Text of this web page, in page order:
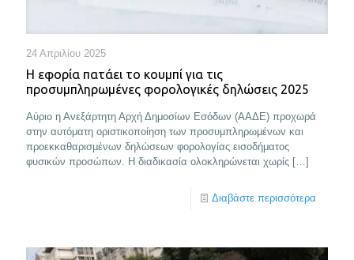
24 Απριλίου 2025
Η εφορία πατάει το κουμπί για τις
προσυμπληρωμένες φορολογικές δηλώσεις 2025
Αύριο η Ανεξάρτητη Αρχή Δημοσίων Εσόδων (ΑΑΔΕ) προχωρά
στην αυτόματη οριστικοποίηση των προσυμπληρωμένων και
προεκκαθαρισμένων δηλώσεων φορολογίας εισοδήματος
φυσικών προσώπων. Η διαδικασία ολοκληρώνεται χωρίς […]
Διαβάστε περισσότερα